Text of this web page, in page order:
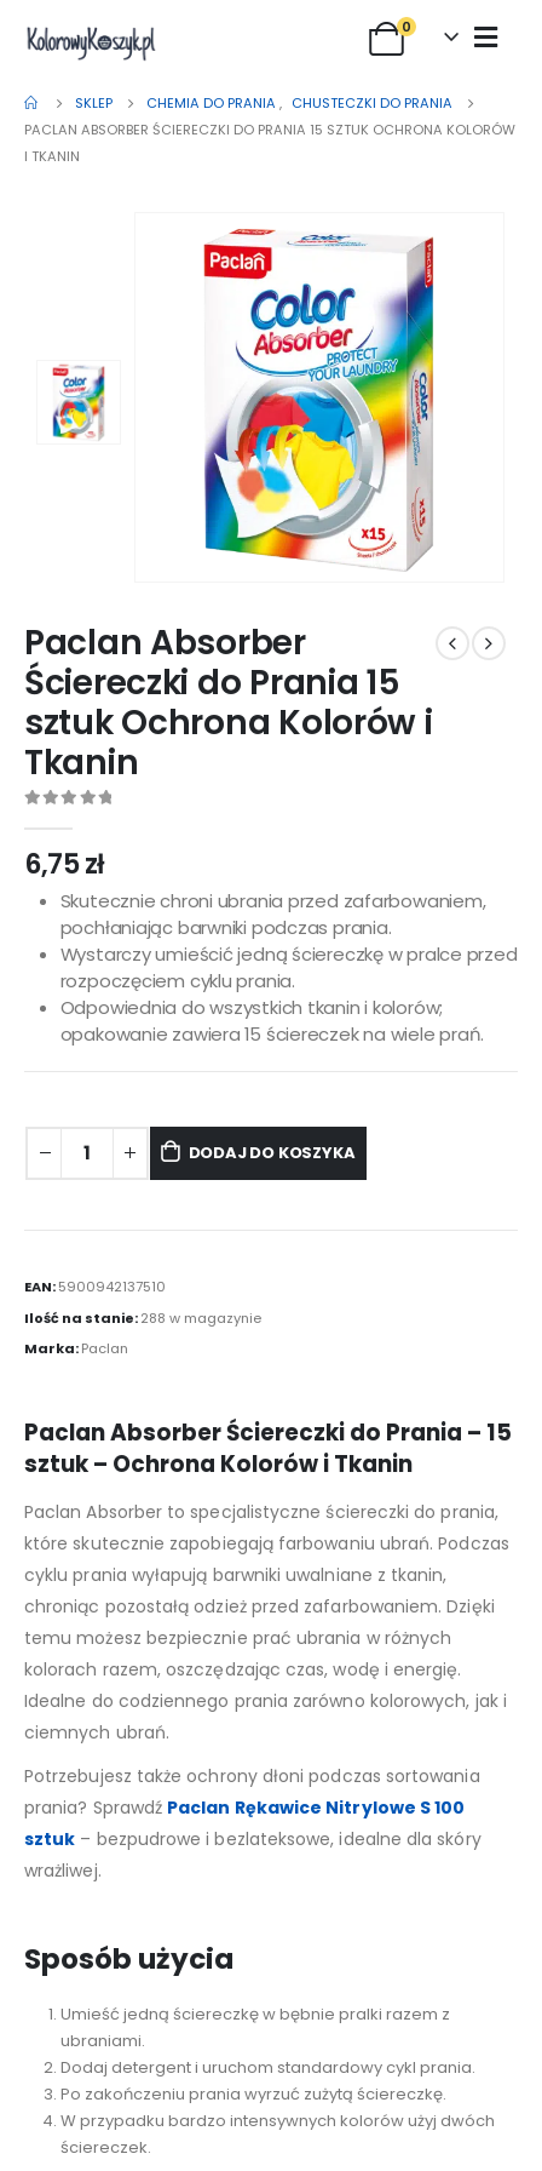
0
SKLEP CHEMIA DO PRANIA , CHUSTECZKI DO PRANIA
PACLAN ABSORBER ŚCIERECZKI DO PRANIA 15 SZTUK OCHRONA KOLORÓW
I TKANIN
Paclan Absorber
Ściereczki do Prania 15
sztuk Ochrona Kolorów i
Tkanin
6,75zł
Skutecznie chroni ubrania przed zafarbowaniem,
pochłaniając barwniki podczas prania.
Wystarczy umieścić jedną ściereczkę w pralce przed
rozpoczęciem cyklu prania.
Odpowiednia do wszystkich tkanin i kolorów;
opakowanie zawiera 15 ściereczek na wiele prań.
DODAJ DO KOSZYKA
EAN:5900942137510
Ilość na stanie:288 w magazynie
Marka:Paclan
Paclan Absorber Ściereczki do Prania – 15
sztuk – Ochrona Kolorów i Tkanin
Paclan Absorber to specjalistyczne ściereczki do prania,
które skutecznie zapobiegają farbowaniu ubrań. Podczas
cyklu prania wyłapują barwniki uwalniane z tkanin,
chroniąc pozostałą odzież przed zafarbowaniem. Dzięki
temu możesz bezpiecznie prać ubrania w różnych
kolorach razem, oszczędzając czas, wodę i energię.
Idealne do codziennego prania zarówno kolorowych, jak i
ciemnych ubrań.
Potrzebujesz także ochrony dłoni podczas sortowania
prania? Sprawdź Paclan Rękawice Nitrylowe S 100
sztuk – bezpudrowe i bezlateksowe, idealne dla skóry
wrażliwej.
Sposób użycia
Umieść jedną ściereczkę w bębnie pralki razem z
ubraniami.
Dodaj detergent i uruchom standardowy cykl prania.
Po zakończeniu prania wyrzuć zużytą ściereczkę.
W przypadku bardzo intensywnych kolorów użyj dwóch
ściereczek.